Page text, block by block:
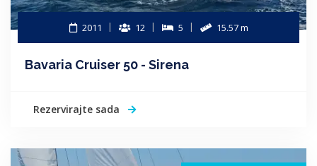
2011 12 5 15.57 m
Bavaria Cruiser 50 - Sirena
Rezervirajte sada